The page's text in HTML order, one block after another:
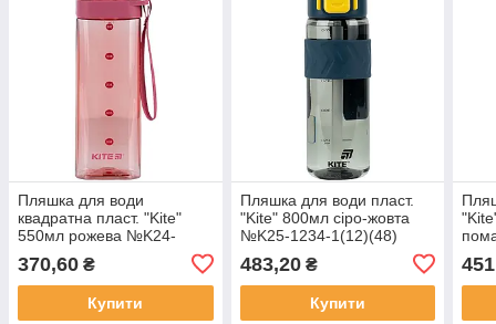
Пляшка для води
квадратна пласт. "Kite"
550мл рожева №K24-
370,60 ₴
Купити
Пляшка для води пласт.
"Kite" 800мл сіро-жовта
№K25-1234-1(12)(48)
483,20₴
Купити
451